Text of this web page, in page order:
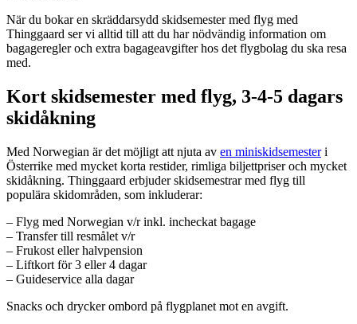
När du bokar en skräddarsydd skidsemester med flyg med
Thinggaard ser vi alltid till att du har nödvändig information om
bagageregler och extra bagageavgifter hos det flygbolag du ska resa
med.
Kort skidsemester med flyg, 3-4-5 dagars
skidåkning
Med Norwegian är det möjligt att njuta av en miniskidsemesteri
Österrike med mycket korta restider, rimliga biljettpriser och mycket
skidåkning. Thinggaard erbjuder skidsemestrar med flyg till
populära skidområden, som inkluderar:
– Flyg med Norwegian v/r inkl. incheckat bagage
– Transfer till resmålet v/r
– Frukost eller halvpension
– Liftkort för 3 eller 4 dagar
– Guideservice alla dagar
Snacks och drycker ombord på flygplanet mot en avgift.